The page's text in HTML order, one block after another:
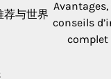
荐与世界
conseils
complet